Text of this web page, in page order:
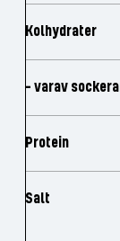
Kolhydrater
- varav
Protein
Salt